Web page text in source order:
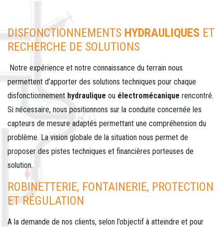
DISFONCTIONNEMENTS HYDRAULIQUES ET
RECHERCHE DE SOLUTIONS
Notre expérience et notre connaissance du terrain nous
permettent d’apporter des solutions techniques pour chaque
disfonctionnement hydraulique ou électromécanique rencontré.
Si nécessaire, nous positionnons sur la conduite concernée les
capteurs de mesure adaptés permettant une compréhension du
problème. La vision globale de la situation nous permet de
proposer des pistes techniques et financières porteuses de
solution.
ROBINETTERIE, FONTAINERIE, PROTECTION
ET RÉGULATION
A la demande de nos clients, selon l’objectif à atteindre et pour